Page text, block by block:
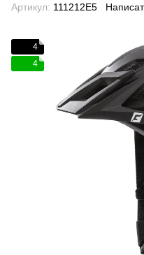
Артикул: 111212E5
4
4